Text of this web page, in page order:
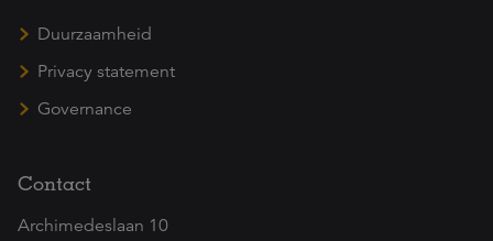
Duurzaamheid
Privacy statement
Governance
Contact
Archimedeslaan 10